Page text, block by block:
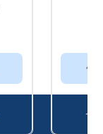
他
セ